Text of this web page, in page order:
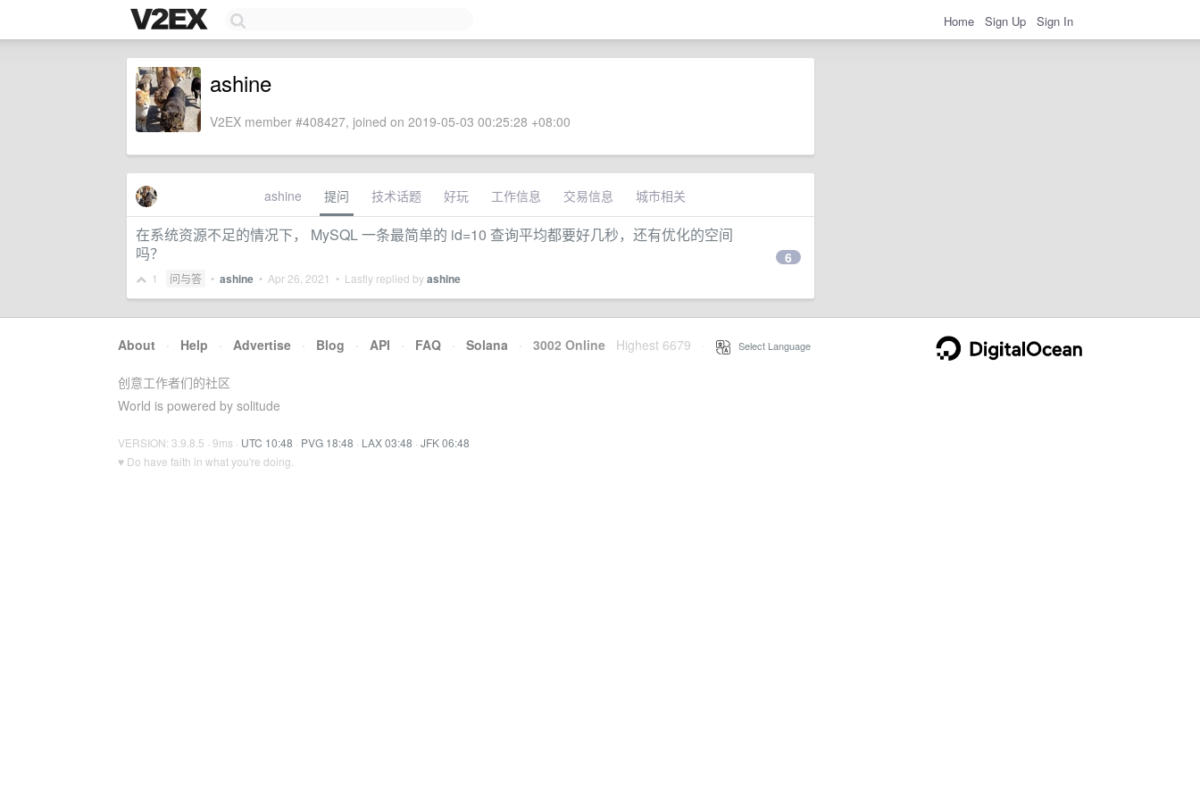
Home Sign Up Sign In
ashine
V2EX member #408427, joined on 2019-05-03 00:25:28 +08:00
ashine 提问 技术话题 好玩 工作信息 交易信息 城市相关
在系统资源不足的情况下， MySQL 一条最简单的 id=10 查询平均都要好几秒，还有优化的空间
吗？
1 问与答 • ashine • Apr 26, 2021 • Lastly replied byashine
6
About · Help · Advertise · Blog · API · FAQ · Solana · 3002 Online Highest 6679 Select Language
创意工作者们的社区
World is powered by solitude
VERSION: 3.9.8.5 · 9ms · UTC 10:48 · PVG 18:48 · LAX 03:48 · JFK 06:48
♥ Do have faith in what you're doing.